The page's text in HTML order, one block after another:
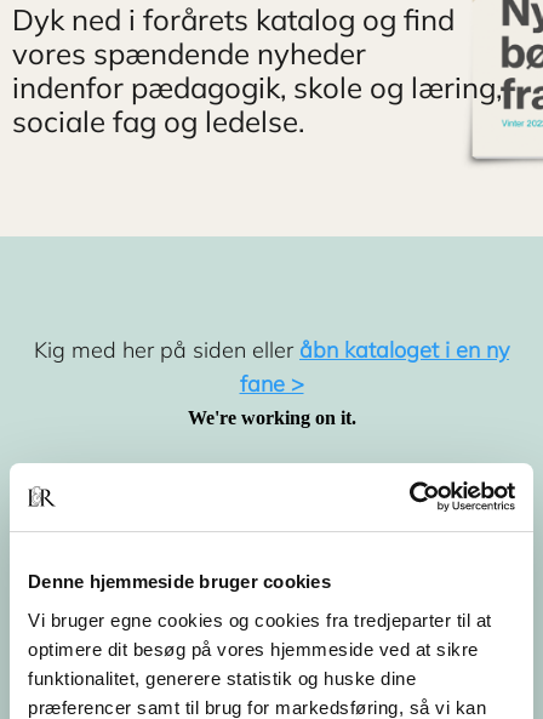
Denne hjemmeside bruger cookies
Vi bruger egne cookies og cookies fra tredjeparter til at
optimere dit besøg på vores hjemmeside ved at sikre
funktionalitet, generere statistik og huske dine
præferencer samt til brug for markedsføring, så vi kan
Dyk ned i forårets katalog og find
vores spændende nyheder
indenfor pædagogik, skole og læring,
sociale fag og ledelse.
Kig med her på siden eller åbn kataloget i en ny
fane >